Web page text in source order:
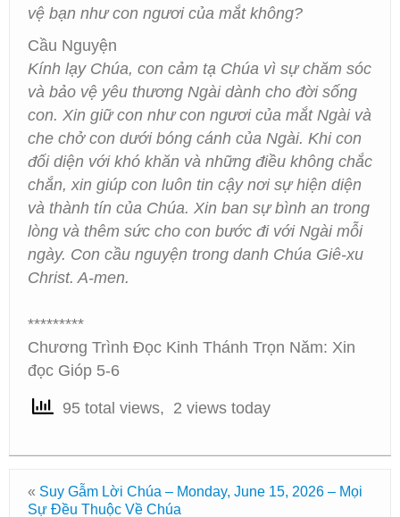
vệ bạn như con ngươi của mắt không?
Cầu Nguyện
Kính lạy Chúa, con cảm tạ Chúa vì sự chăm sóc
và bảo vệ yêu thương Ngài dành cho đời sống
con. Xin giữ con như con ngươi của mắt Ngài và
che chở con dưới bóng cánh của Ngài. Khi con
đối diện với khó khăn và những điều không chắc
chắn, xin giúp con luôn tin cậy nơi sự hiện diện
và thành tín của Chúa. Xin ban sự bình an trong
lòng và thêm sức cho con bước đi với Ngài mỗi
ngày. Con cầu nguyện trong danh Chúa Giê-xu
Christ. A-men.
*********
Chương Trình Đọc Kinh Thánh Trọn Năm: Xin
đọc Gióp 5-6
95 total views, 2 views today
« Suy Gẫm Lời Chúa – Monday, June 15, 2026 – Mọi
Sự Đều Thuộc Về Chúa